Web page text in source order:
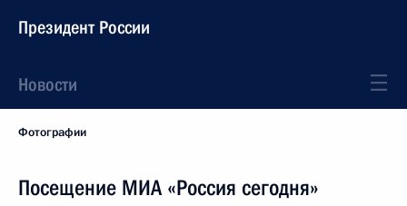
Президент России
Новости
Фотографии
Посещение МИА «Россия сегодня»